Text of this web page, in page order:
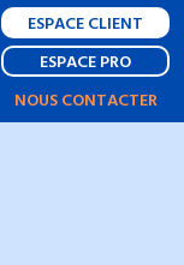
ESPACE CLIENT
ESPACE PRO
NOUS CONTACTER